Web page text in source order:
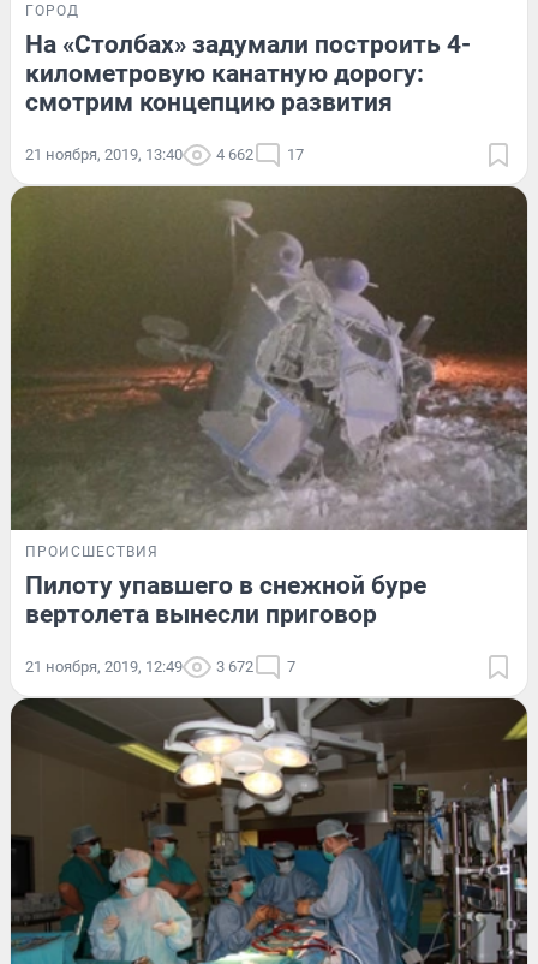
ГОРОД
На «Столбах» задумали построить 4-
километровую канатную дорогу:
смотрим концепцию развития
21 ноября, 2019, 13:40 4 662 17
ПРОИСШЕСТВИЯ
Пилоту упавшего в снежной буре
вертолета вынесли приговор
21 ноября, 2019, 12:49 3 672 7